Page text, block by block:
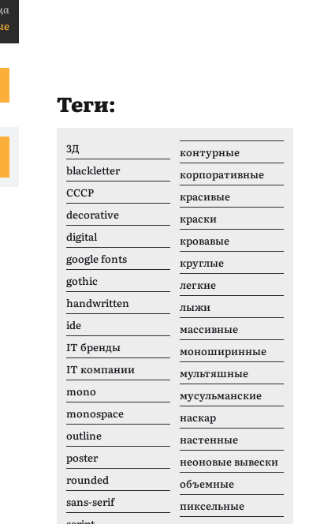
Теги:
3Д
blackletter
CCCР
decorative
digital
google fonts
gothic
handwritten
ide
IT бренды
IT компании
mono
monospace
outline
poster
rounded
sans-serif
контурные
корпоративные
красивые
краски
кровавые
круглые
легкие
лыжи
массивные
моноширинные
мультяшные
мусульманские
наскар
настенные
неоновые вывески
объемные
пиксельные